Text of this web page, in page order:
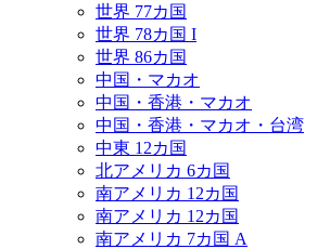
世界 77カ国
世界 78カ国 I
世界 86カ国
中国・マカオ
中国・香港・マカオ
中国・香港・マカオ・台湾
中東 12カ国
北アメリカ 6カ国
南アメリカ 12カ国
南アメリカ 12カ国
南アメリカ 7カ国 A